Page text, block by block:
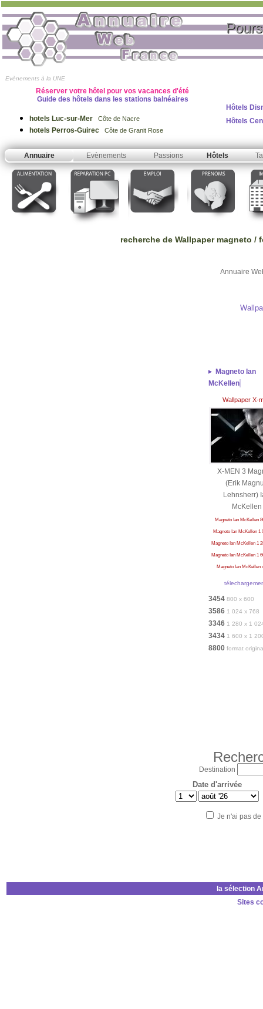
Evènements à la UNE
Réserver votre hôtel pour vos vacances d'été
Guide des hôtels dans les stations balnéaires
hotels Luc-sur-Mer Côte de Nacre
hotels Perros-Guirec Côte de Granit Rose
Hôtels
Hôtels
Annuaire Evènements Passions Hôtels
recherche de Wallpaper magneto /
Annuaire
Magneto Ian
McKellen
Wallpaper X-
X-MEN 3
(Erik
Lehnsherr)
McKellen
Magneto Ian McKellen
Magneto Ian McKellen 1
Magneto Ian McKellen 1
Magneto Ian McKellen 1
Magneto Ian McKellen
3454 800 x 600
3586 1 024 x 768
3346 1 280 x 1
3434 1 600 x 1
8800 format
Destination
Date d'arrivée
Je n'ai pas
la sélection
Sites